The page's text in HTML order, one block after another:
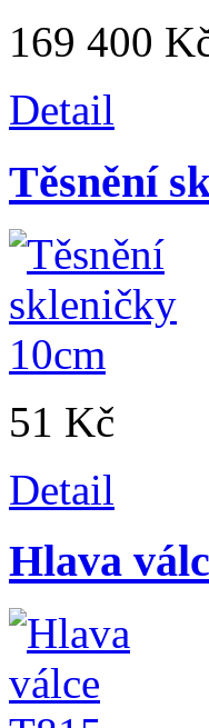
169 400
Detail
Těsnění
51 Kč
Detail
Hlava